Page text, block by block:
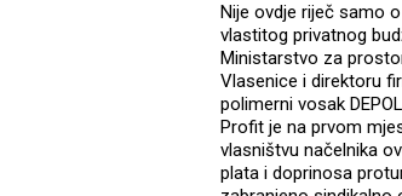
Nije ovdje riječ samo
vlastitog privatnog
Ministarstvo za
Vlasenice i direktoru
polimerni vosak
Profit je na prvom
vlasništvu načelnika
plata i doprinosa